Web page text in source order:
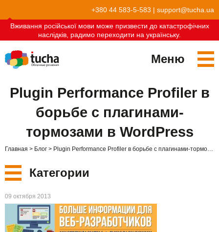
+380 44 583-5-583 | support@tucha.ua
Вживання російської мови може призвести до катастрофічних
наслідків, радимо переходити на українську.
Меню
TuchaBit+
TuchaMetal
TuchaBackup
Облака для e-commerce
Хостинг сайтов-конструкторов
Удаленный офис
Стать партнёром
Отзывы
Компания
Карьера
Plugin Performance Profiler в
борьбе с плагинами-
тормозами в WordPress
Главная Блог Plugin Performance Profiler в борьбе с плагинами-тормозами в WordPress
Категории
Новые
Сервисы
09 октября 2013